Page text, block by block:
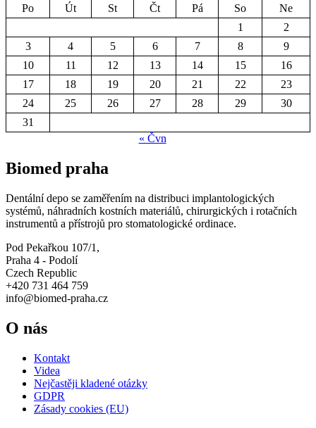
Po
Út St Čt Pá So
Ne
1
2
3
4 5 6 7 8
9
10
11 12 13 14 15
16
17
18 19 20 21 22
23
24
25 26 27 28 29
30
31
« Čvn
Biomed praha
Dentální depo se zaměřením na distribuci implantologických
systémů, náhradních kostních materiálů, chirurgických i rotačních
instrumentů a přístrojů pro stomatologické ordinace.
Pod Pekařkou 107/1,
Praha 4 - Podolí
Czech Republic
+420 731 464 759
info@biomed-praha.cz
O nás
Kontakt
Videa
Nejčastěji kladené otázky
GDPR
Zásady cookies (EU)